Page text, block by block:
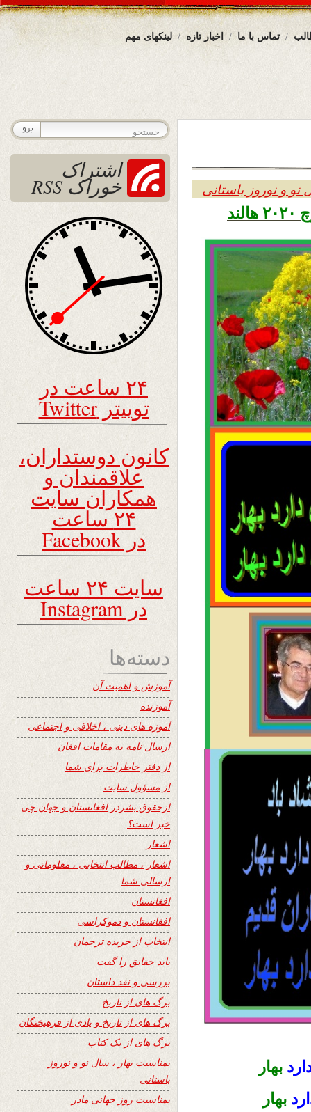
لینکهای مهم اخبار تازه تماس با ما
نو و نوروز باستانی
بهار
بهار
اشتراک
خوراک RSS
۲۴ ساعت در
توییتر Twitter
کانون دوستداران،
علاقمندان و
همکاران سایت
۲۴ ساعت
در Facebook
سایت ۲۴ ساعت
در Instagram
دسته‌ها
آموزش و اهمیت آن
آموزنده
آموزه های دینی ، اخلاقی و اجتماعی
ارسال نامه به مقامات افغان
از دفتر خاطرات برای شما
از مسؤول سایت
ازحقوق بشردر افغانستان و جهان چی
خبر است؟
اشعار
اشعار ، مطالب انتخابی ، معلوماتی و
ارسالی شما
افغانستان
افغانستان و دموکراسی
انتخاب از جریده ترجمان
باید حقایق را گفت
بررسی و نقد داستان
برگ های از تاریخ
برگ های از تاریخ و یادی از فرهیختگان
برگ های از یک کتاب
بمناسبت بهار ، سال نو و نوروز
باستانی
بمناسبت روز جهانی مادر